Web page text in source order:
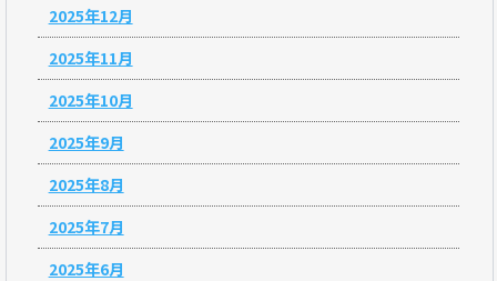
2025年12月
2025年11月
2025年10月
2025年9月
2025年8月
2025年7月
2025年6月